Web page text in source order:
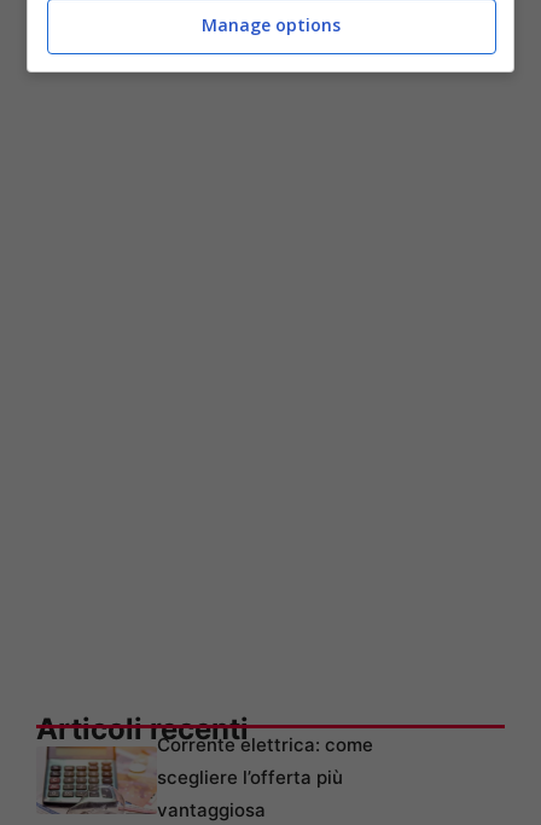
Articoli recentiCorrente elettrica: come
scegliere l’offerta più
vantaggiosa
Manage options